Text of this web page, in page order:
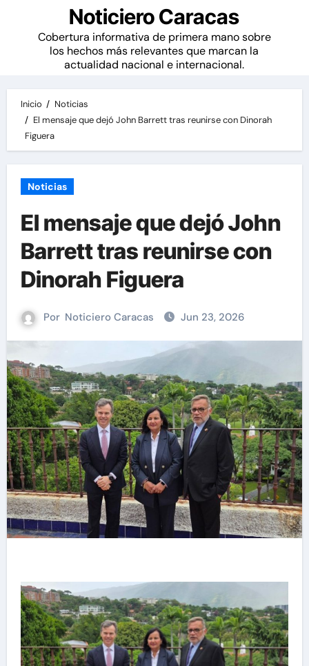
Noticiero Caracas
Cobertura informativa de primera mano sobre
los hechos más relevantes que marcan la
actualidad nacional e internacional.
Inicio
Noticias
El mensaje que dejó John Barrett tras reunirse con Dinorah
Figuera
Noticias
El mensaje que dejó John
Barrett tras reunirse con
Dinorah Figuera
Por Noticiero Caracas Jun 23, 2026